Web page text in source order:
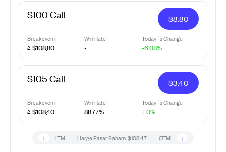
$100 Call $8.80
Breakeven if Win Rate Today`s Change
≥ $108,80 - -6,08%
$105 Call $3.40
Breakeven if Win Rate Today`s Change
≥ $108,40 88,77% +0%
↑ ITM Harga Pasar Saham:$108,47 OTM ↓